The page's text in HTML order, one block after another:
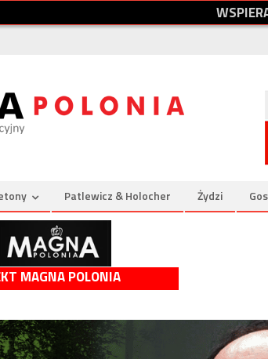
WSPIER
Patlewicz & Holocher Żydzi
MAGNA POLONIA